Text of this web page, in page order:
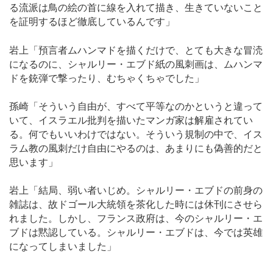
る流派は鳥の絵の首に線を入れて描き、生きていないこと
を証明するほど徹底しているんです」
岩上「預言者ムハンマドを描くだけで、とても大きな冒涜
になるのに、シャルリー・エブド紙の風刺画は、ムハンマ
ドを銃弾で撃ったり、むちゃくちゃでした」
孫崎「そういう自由が、すべて平等なのかというと違って
いて、イスラエル批判を描いたマンガ家は解雇されてい
る。何でもいいわけではない。そういう規制の中で、イス
ラム教の風刺だけ自由にやるのは、あまりにも偽善的だと
思います」
岩上「結局、弱い者いじめ。シャルリー・エブドの前身の
雑誌は、故ドゴール大統領を茶化した時には休刊にさせら
れました。しかし、フランス政府は、今のシャルリー・エ
ブドは黙認している。シャルリー・エブドは、今では英雄
になってしまいました」